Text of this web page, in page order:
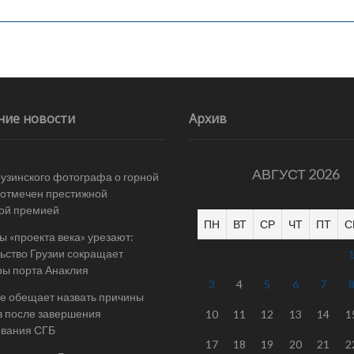
новости
фотографа о горной
престижной
премией
«проекта века» урезают:
Грузии сокращает
порта Анаклия
обещает назвать причины
после завершения
СГБ
Архив
АВГУСТ 2026
ПН ВТ СР ЧТ ПТ
1
3 4 5 6 7 8
10 11 12 13 14
17 18 19 20 21